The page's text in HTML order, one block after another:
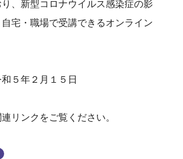
、新型コロナウイルス感染症の影
宅・職場で受講できるオンライン
５年２月１５日
リンクをご覧ください。